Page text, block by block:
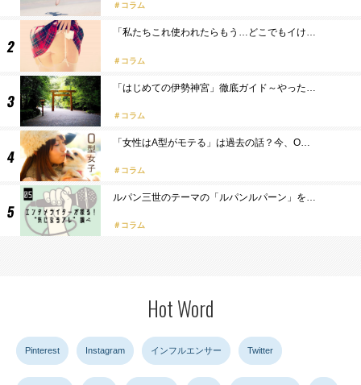
コラム
「私たちこれ使われたらもう…どこでもイけ…
コラム
「はじめての伊勢神宮」徹底ガイド～やった…
コラム
「女性はA型がモテる」は過去の話？今、O…
コラム
ルパン三世のテーマの「ルパンルパーン」を…
コラム
Hot Word
Pinterest Instagram インフルエンサー Twitter